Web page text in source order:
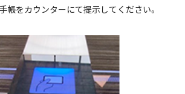
帳をカウンターにて提示してください。